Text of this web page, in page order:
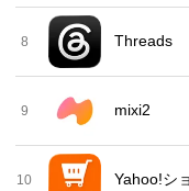
8 Threads
9 mixi2
10 Yahoo!シ